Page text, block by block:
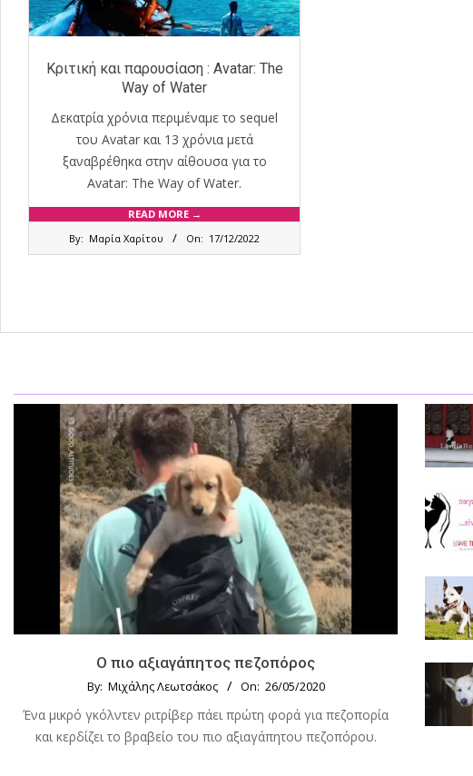
Κριτική και παρουσίαση : Avatar: The
Way of Water
Δεκατρία χρόνια περιμέναμε το sequel
του Avatar και 13 χρόνια μετά
ξαναβρέθηκα στην αίθουσα για το
Avatar: The Way of Water.
READ MORE →
By: Μαρία Χαρίτου On: 17/12/2022
Ο πιο αξιαγάπητος πεζοπόρος
By: Μιχάλης Λεωτσάκος On: 26/05/2020
Ένα μικρό γκόλντεν ριτρίβερ πάει πρώτη φορά για πεζοπορία
και κερδίζει το βραβείο του πιο αξιαγάπητου πεζοπόρου.